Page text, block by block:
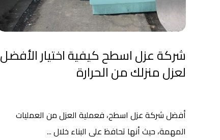
شركة عزل اسطح كيفية اختيار الأفضل
لعزل منزلك من الحرارة
أفضل شركة عزل اسطح، فعملية العزل من العمليات
المهمة، حيث أنها تحافظ على البناء خلال ...